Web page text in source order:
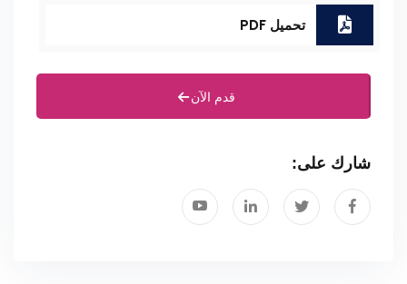
تحميل PDF
قدم الآن
شارك على: